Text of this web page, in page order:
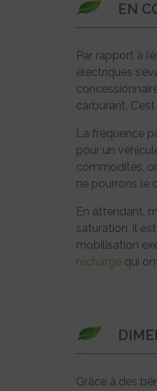
EN
Par rapport à
électriques
carburant.
La fréquence
pour un
commodités,
ne pourrons le
En attendant,
saturation, il
mobilisation
recharge qui
Grâce à des